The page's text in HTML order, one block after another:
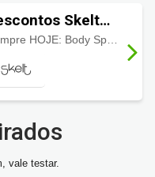
Skelt
15%, confira!
vale testar.